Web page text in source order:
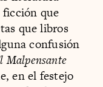
ficción que
que libros
confusión
Malpensante
en el festejo